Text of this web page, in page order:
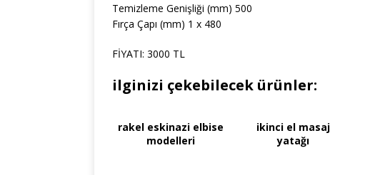
Temizleme Genişliği (mm) 500
Fırça Çapı (mm) 1 x 480
FİYATI: 3000 TL
ilginizi çekebilecek ürünler:
rakel eskinazi elbise
modelleri
ikinci el masaj
yatağı